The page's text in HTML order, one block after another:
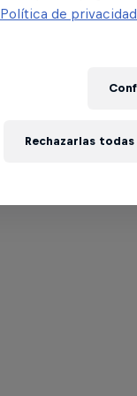
Política de privacidad
Rechazarlas todas